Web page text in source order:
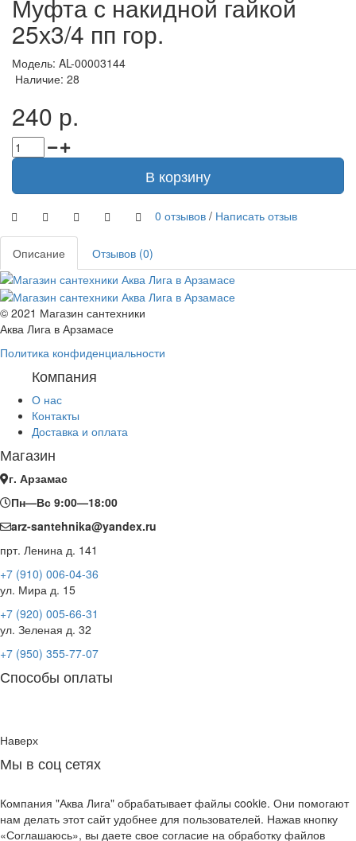
Муфта с накидной гайкой
25х3/4 пп гор.
Модель: AL-00003144
Наличие: 28
240 р.
В корзину
0 отзывов / Написать отзыв
Описание Отзывов (0)
© 2021 Магазин сантехники
Аква Лига в Арзамасе
Политика конфиденциальности
Компания
О нас
Контакты
Доставка и оплата
Магазин
г. Арзамас
Пн—Вс 9:00—18:00
arz-santehnika@yandex.ru
прт. Ленина д. 141
+7 (910) 006-04-36
ул. Мира д. 15
+7 (920) 005-66-31
ул. Зеленая д. 32
+7 (950) 355-77-07
Способы оплаты
Наверх
Мы в соц сетях
Компания "Аква Лига" обрабатывает файлы cookie. Они помогают
нам делать этот сайт удобнее для пользователей. Нажав кнопку
«Соглашаюсь», вы даете свое согласие на обработку файлов